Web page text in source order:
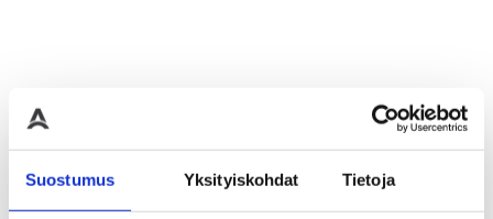
Suostumus Yksityiskohdat Tietoja